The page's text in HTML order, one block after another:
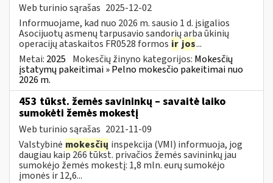
Web turinio sąrašas 2025-12-02
Informuojame, kad nuo 2026 m. sausio 1 d. įsigalios
Asocijuotų asmenų tarpusavio sandorių arba ūkinių
operacijų ataskaitos FR0528 formos ir jos...
Metai: 2025 Mokesčių žinyno kategorijos: Mokesčių
įstatymų pakeitimai » Pelno mokesčio pakeitimai nuo
2026 m.
453 tūkst. žemės savininkų – savaitė laiko
sumokėti žemės mokestį
Web turinio sąrašas 2021-11-09
Valstybinė mokesčių inspekcija (VMI) informuoja, jog
daugiau kaip 266 tūkst. privačios žemės savininkų jau
sumokėjo žemės mokestį: 1,8 mln. eurų sumokėjo
įmonės ir 12,6...